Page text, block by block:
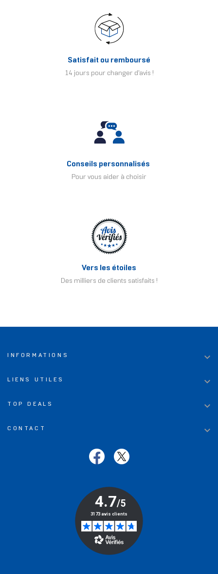
Satisfait ou remboursé
14 jours pour changer d'avis !
Conseils personnalisés
Pour vous aider à choisir
Vers les étoiles
Des milliers de clients satisfaits !
INFORMATIONS 
LIENS UTILES 
TOP DEALS 
CONTACT 